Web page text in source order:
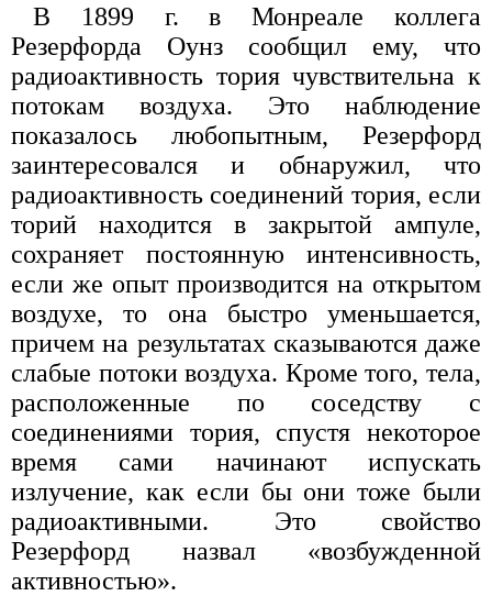
В 1899 г. в Монреале коллега
Резерфорда Оунз сообщил ему, что
радиоактивность тория чувствительна к
потокам воздуха. Это наблюдение
показалось любопытным, Резерфорд
заинтересовался и обнаружил, что
радиоактивность соединений тория, если
торий находится в закрытой ампуле,
сохраняет постоянную интенсивность,
если же опыт производится на открытом
воздухе, то она быстро уменьшается,
причем на результатах сказываются даже
слабые потоки воздуха. Кроме того, тела,
расположенные по соседству с
соединениями тория, спустя некоторое
время сами начинают испускать
излучение, как если бы они тоже были
радиоактивными. Это свойство
Резерфорд назвал «возбужденной
активностью».